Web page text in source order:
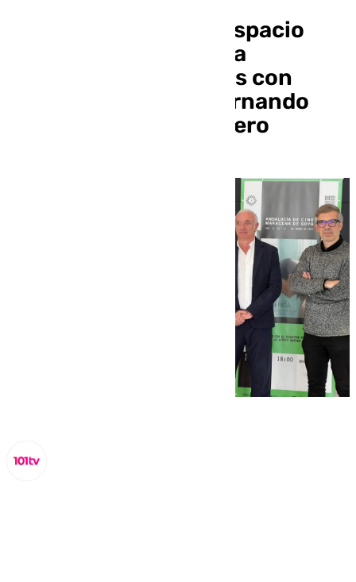
El Hospital Real y el Espacio
Escénico de Maracena
organizan encuentros con
Benito Zambrano, Fernando
Franco y Sandra Romero